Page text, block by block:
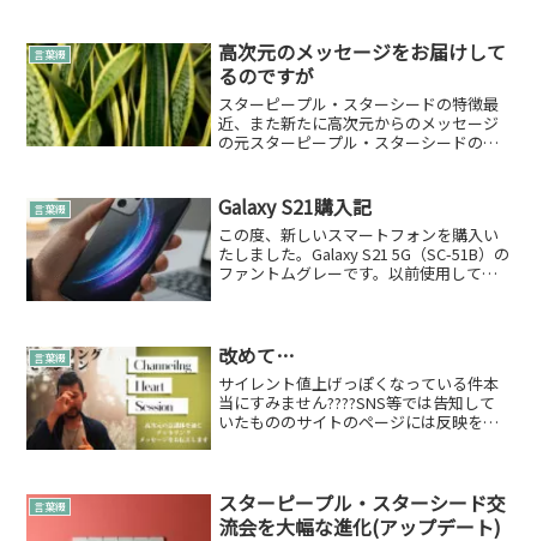
ちら本編はこちら以前に書いた「解放活
動」後...
言葉綴
高次元のメッセージをお届けして
るのですが
スターピープル・スターシードの特徴最
近、また新たに高次元からのメッセージ
の元スターピープル・スターシードの特
が、プレアデス星に関して情報が少なめ
でしたね。今後、ほかの星...
言葉綴 Galaxy S21購入記
この度、新しいスマートフォンを購入い
たしました。Galaxy S21 5G（SC-51B）の
ファントムグレーです。以前使用してい
際の...
言葉綴 改めて…
サイレント値上げっぽくなっている件本
当にすみません????SNS等では告知して
いたもののサイトのページには反映をし
で...
言葉綴
スターピープル・スターシード交
流会を大幅な進化(アップデート)